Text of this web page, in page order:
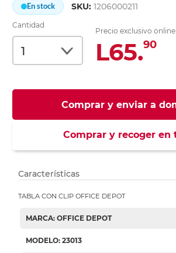
En stock SKU:1206000211
Cantidad
Precio exclusivo online:
L65.90
Comprar y enviar a
Comprar y recoger en
Características
TABLA CON CLIP OFFICE DEPOT
MARCA: OFFICE DEPOT
MODELO: 23013